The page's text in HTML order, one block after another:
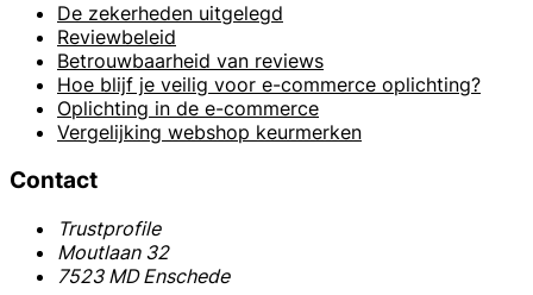
De zekerheden uitgelegd
Reviewbeleid
Betrouwbaarheid van reviews
Hoe blijf je veilig voor e-commerce oplichting?
Oplichting in de e-commerce
Vergelijking webshop keurmerken
Contact
Trustprofile
Moutlaan 32
7523 MD Enschede